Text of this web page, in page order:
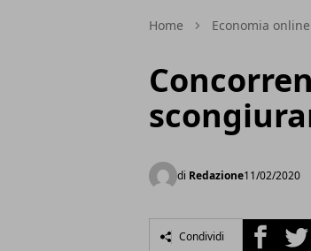
Home Economia online
di Redazione11/02/2020
Condividi Facebook